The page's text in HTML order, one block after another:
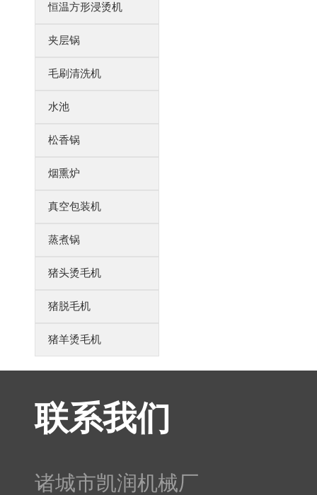
恒温方形浸烫机
夹层锅
毛刷清洗机
水池
松香锅
烟熏炉
真空包装机
蒸煮锅
猪头烫毛机
猪脱毛机
猪羊烫毛机
联系我们
诸城市凯润机械厂